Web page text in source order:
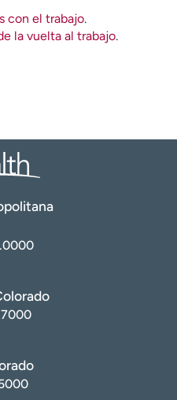
con el trabajo.
la vuelta al trabajo.